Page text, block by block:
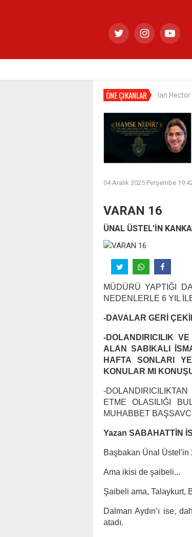
ÖNE ÇIKANLAR Ian
04 Aralık 2025 Perşembe
VARAN 16
ÜNAL ÜSTEL'İN
MÜDÜRÜ YAPTIĞI
NEDENLERLE 6 YIL
-DAVALAR GERİ
-DOLANDIRICILIK
ALAN SABIKALI
HAFTA SONLARI
KONULAR MI
-
ETME OLASILIĞI
MUHABBET
Yazan SABAHATTİN
Başbakan Ünal Üstel'in
Ama ikisi de şaibeli...
Şaibeli ama, Talaykurt,
Dalman Aydın’ı ise,
atadı.